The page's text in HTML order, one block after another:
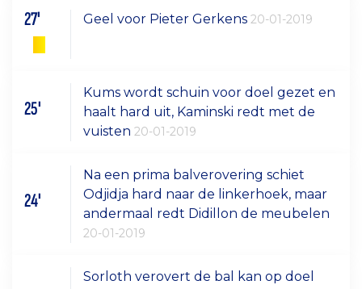
27' Geel voor Pieter Gerkens20-01-2019
25'
Kums wordt schuin voor doel gezet en
haalt hard uit, Kaminski redt met de
vuisten20-01-2019
24'
Na een prima balverovering schiet
Odjidja hard naar de linkerhoek, maar
andermaal redt Didillon de meubelen
20-01-2019
Sorloth verovert de bal kan op doel